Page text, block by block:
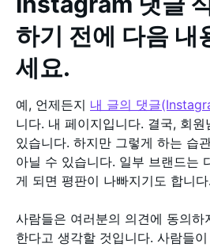
하기 전에 다음 내
세요.
예, 언제든지 내 글의 댓글
니다. 내 페이지입니다. 결국, 회
있습니다. 하지만 그렇게 하는 습
아닐 수 있습니다. 일부 브랜드는
게 되면 평판이 나빠지기도 합니다.
사람들은 여러분의 의견에 동의
한다고 생각할 것입니다. 사람들